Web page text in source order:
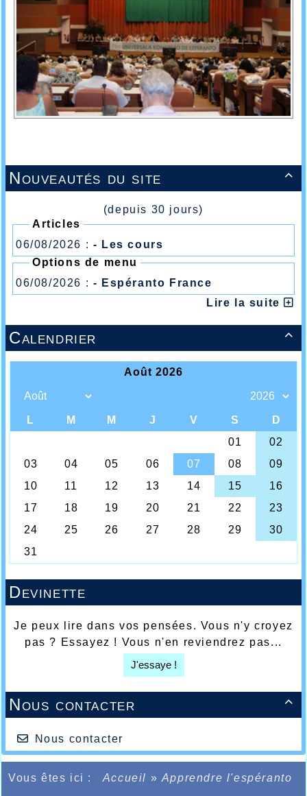

Nouveautés du site
(depuis 30 jours)
Articles
06/08/2026 : - Les cours
Options de menu
06/08/2026 : - Espéranto France
Lire la suite

Calendrier
Devinette
Je peux lire dans vos pensées. Vous n'y croyez
pas ? Essayez ! Vous n'en reviendrez pas...
J'essaye !

Nous contacter
Nous contacter
Vous êtes ici : Accueil » Apprendre l'espéranto